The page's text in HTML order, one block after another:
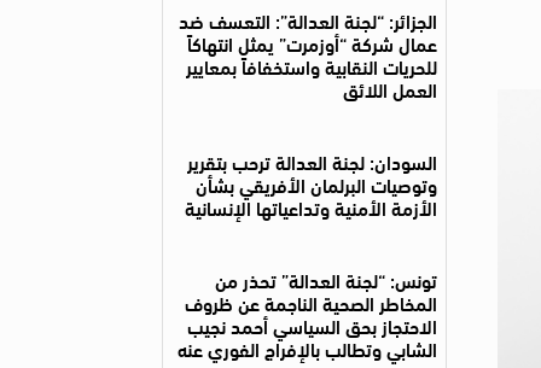
الجزائر: “لجنة العدالة”: التعسف ضد
عمال شركة “أوزمرت” يمثل انتهاكاً
للحريات النقابية واستخفافاً بمعايير
العمل اللائق
السودان: لجنة العدالة ترحب بتقرير
وتوصيات البرلمان الأفريقي بشأن
الأزمة الأمنية وتداعياتها الإنسانية
تونس: “لجنة العدالة” تحذر من
المخاطر الصحية الناجمة عن ظروف
الاحتجاز بحق السياسي أحمد نجيب
الشابي وتطالب بالإفراج الفوري عنه